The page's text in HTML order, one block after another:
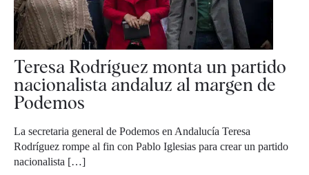
Teresa Rodríguez monta un partido
nacionalista andaluz al margen de
Podemos
La secretaria general de Podemos en Andalucía Teresa
Rodríguez rompe al fin con Pablo Iglesias para crear un partido
nacionalista […]